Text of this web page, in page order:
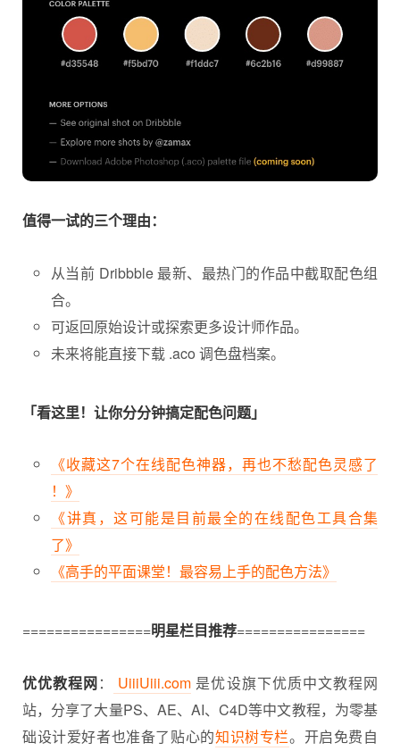
值得一试的三个理由：
从当前 Dribbble 最新、最热门的作品中截取配色组
合。
可返回原始设计或探索更多设计师作品。
未来将能直接下载 .aco 调色盘档案。
「看这里！让你分分钟搞定配色问题」
《收藏这7个在线配色神器，再也不愁配色灵感了
！》
《讲真，这可能是目前最全的在线配色工具合集
了》
《高手的平面课堂！最容易上手的配色方法》
================明星栏目推荐================
优优教程网： UiiiUiii.com 是优设旗下优质中文教程网
站，分享了大量PS、AE、AI、C4D等中文教程，为零基
础设计爱好者也准备了贴心的知识树专栏。开启免费自